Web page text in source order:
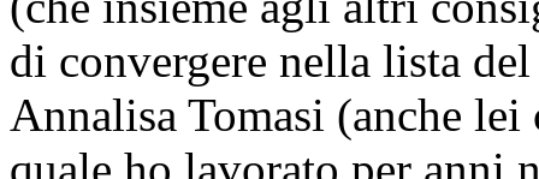
di convergere nella lista
Annalisa Tomasi (anche
quale ho lavorato per anni